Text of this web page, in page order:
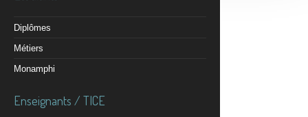
Diplômes
Métiers
Monamphi
Enseignants / TICE